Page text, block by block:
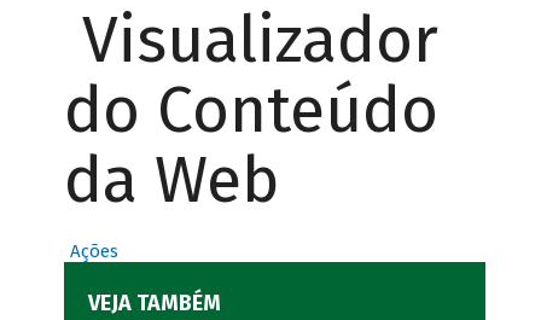
Visualizador
do Conteúdo
da Web
Ações
VEJA TAMBÉM